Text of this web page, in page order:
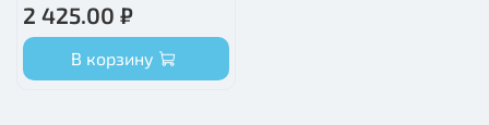
2 425.00 ₽
В корзину